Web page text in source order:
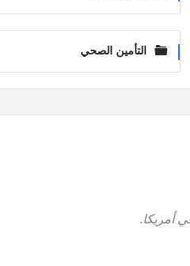
التأمين الصحي
أمريكا.